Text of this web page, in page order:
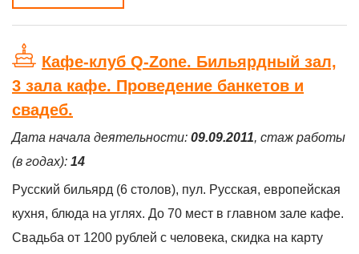
Кафе-клуб Q-Zone. Бильярдный зал,
3 зала кафе. Проведение банкетов и
свадеб.
Дата начала деятельности: 09.09.2011, стаж работы
(в годах): 14
Русский бильярд (6 столов), пул. Русская, европейская
кухня, блюда на углях. До 70 мест в главном зале кафе.
Свадьба от 1200 рублей с человека, скидка на карту